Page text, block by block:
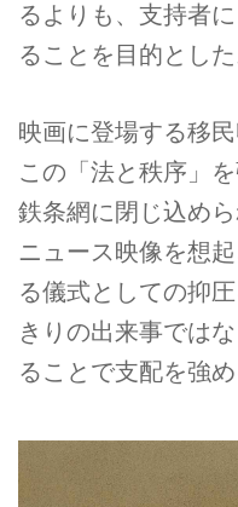
るよりも、支持者
ることを目的とし
映画に登場する移
この「法と秩序」
鉄条網に閉じ込め
ニュース映像を想
る儀式としての抑
きりの出来事では
ることで支配を強め